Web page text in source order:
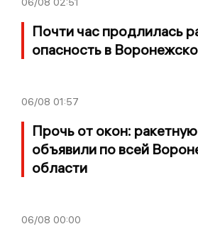
Почти час продлилась
опасность в
06/08 01:57
Прочь от окон:
объявили по всей
области
06/08 00:00